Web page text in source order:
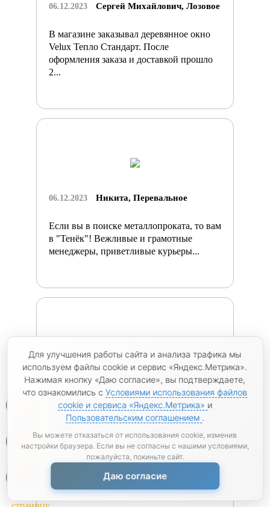
0
06.12.2023 Сергей Михайлович, Лозовое
В магазине заказывал деревянное окно
Velux Тепло Стандарт. После
оформления заказа и доставкой прошло
2...
06.12.2023 Никита, Перевальное
Если вы в поиске металлопроката, то вам
в "Тенёк"! Вежливые и грамотные
менеджеры, приветливые курьеры...
06.12.2023 Оксана, г. Феодосия
Заказывала арматуру в мотках диаметром
12 мм. Доставили через 3 дня после
Для улучшения работы сайта и анализа трафика мы
используем файлы cookie и сервис «Яндекс.Метрика».
Нажимая кнопку «Даю согласие», вы подтверждаете,
что ознакомились сУсловиями использования файлов
cookie и сервиса «Яндекс.Метрика» и
Пользовательским соглашением .
Вы можете отказаться от использования cookie, изменив
настройки браузера. Если вы не согласны с нашими условиями,
пожалуйста, покиньте сайт.
Даю согласие